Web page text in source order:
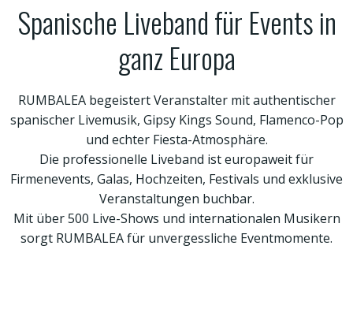
Spanische Liveband für Events in
ganz Europa
RUMBALEA begeistert Veranstalter mit authentischer
spanischer Livemusik, Gipsy Kings Sound, Flamenco-Pop
und echter Fiesta-Atmosphäre.
Die professionelle Liveband ist europaweit für
Firmenevents, Galas, Hochzeiten, Festivals und exklusive
Veranstaltungen buchbar.
Mit über 500 Live-Shows und internationalen Musikern
sorgt RUMBALEA für unvergessliche Eventmomente.